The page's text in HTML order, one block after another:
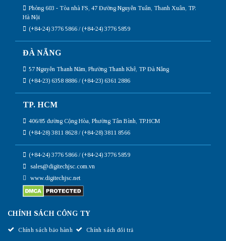
Phòng 603 - Tòa nhà FS, 47 Đường Nguyễn Tuân, Thanh Xuân, TP.
Hà Nội
(+84-24) 3776 5866 / (+84-24) 3776 5859
ĐÀ NẴNG
57 Nguyễn Thanh Năm, Phường Thanh Khê, TP Đà Nẵng
(+84-23) 6358 8886 / (+84-23) 6361 2886
TP. HCM
406/85 đường Cộng Hòa, Phường Tân Bình, TP.HCM
(+84-28) 3811 8628 / (+84-28) 3811 8566
(+84-24) 3776 5866 / (+84-24) 3776 5859
sales@digitechjsc.com.vn
www.digitechjsc.net
CHÍNH SÁCH CÔNG TY
Chính sách bảo hành Chính sách đổi trả